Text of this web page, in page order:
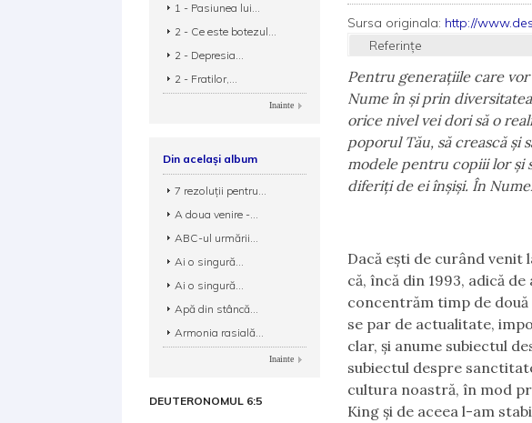
Sursa originala: http://
Referințe
Pentru generațiile care
Nume în și prin
orice nivel vei dori să o
poporul Tău, să crească și
modele pentru copiii lor și
diferiți de ei înșiși. În
Dacă ești de curând venit
că, încă din 1993, adică
concentrăm timp de două
se par de actualitate,
clar, și anume subiectul
subiectul despre
cultura noastră, în mod
King și de aceea l-am
1 - Pasiunea lui...
2 - Ce este botezul...
2 - Depresia...
2 - Fratilor,...
Inainte
Din același album
7 rezoluții pentru...
A doua venire -...
ABC-ul urmării...
Ai o singură...
Ai o singură...
Apă din stâncă...
Armonia rasială...
Inainte
DEUTERONOMUL 6:5